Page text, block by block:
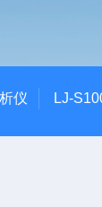
仪 LJ-